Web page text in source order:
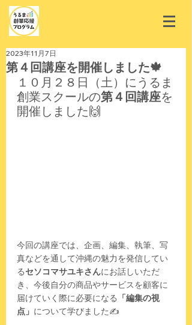
第４回講座を開催しました🍁
2023年11月7日
１０月２８日（土）にうるま
創業スクールの第４回講座を
開催しました🙌
今回の講座では、企画、編集、執筆、写
真などを通して沖縄の魅力を発信してい
るセソコマサユキさんにお話しいただ
き、今後自分の商品やサービスを顧客に
届けていく際に必要になる 「編集の視
点」 について学びました✍️